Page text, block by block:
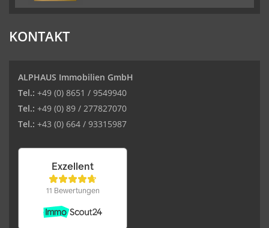
KONTAKT
ALPHAUS Immobilien GmbH
Tel.: +49 (0) 8651 / 9549940
Tel.: +49 (0) 89 / 277827070
Tel.: +43 (0) 664 / 93315987